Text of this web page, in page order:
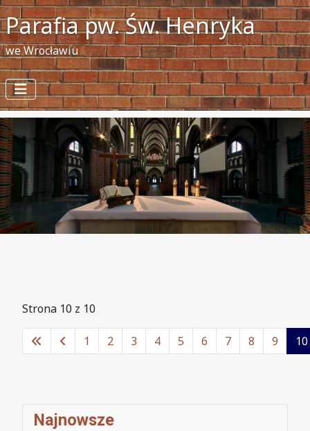
Parafia pw. Św. Henryka
we Wrocławiu
Najnowsze
Strona 10 z 10
1 2 3 4 5 6 7 8 9 10